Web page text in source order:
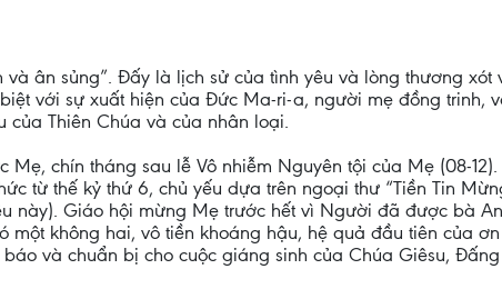
ân sủng”. Đấy là lịch sử của tình yêu và lòng thương
với sự xuất hiện của Đức Ma-ri-a, người mẹ đồng trinh,
của Thiên Chúa và của nhân loại.
Mẹ, chín tháng sau lễ Vô nhiễm Nguyên tội của Mẹ (08-
từ thế kỷ thứ 6, chủ yếu dựa trên ngoại thư “Tiền Tin
này). Giáo hội mừng Mẹ trước hết vì Người đã được bà
một không hai, vô tiền khoáng hậu, hệ quả đầu tiên của
và chuẩn bị cho cuộc giáng sinh của Chúa Giêsu,